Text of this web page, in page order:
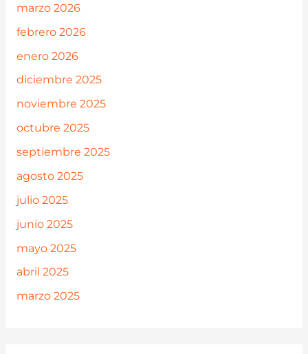
marzo 2026
febrero 2026
enero 2026
diciembre 2025
noviembre 2025
octubre 2025
septiembre 2025
agosto 2025
julio 2025
junio 2025
mayo 2025
abril 2025
marzo 2025